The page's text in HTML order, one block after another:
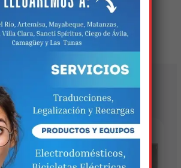
interesar
trabalhando
nisso!
esta página estará
com novidades
Agradecemos pela
e compreensão.